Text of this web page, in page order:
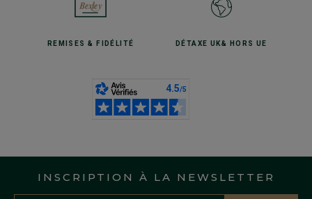
REMISES& FIDÉLITÉ DÉTAXE UK& HORS UE
INSCRIPTION À LA NEWSLETTER